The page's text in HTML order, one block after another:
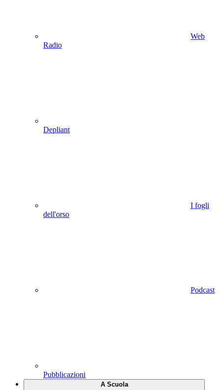
Web
Radio
Depliant
I fogli
dell'orso
Podcast
Pubblicazioni
A Scuola